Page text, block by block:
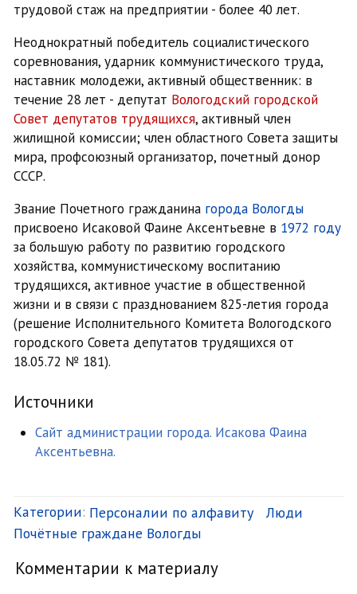
трудовой стаж на предприятии - более 40 лет.
Неоднократный победитель социалистического
соревнования, ударник коммунистического труда,
наставник молодежи, активный общественник: в
течение 28 лет - депутат Вологодский городской
Совет депутатов трудящихся, активный член
жилищной комиссии; член областного Совета защиты
мира, профсоюзный организатор, почетный донор
СССР.
Звание Почетного гражданина города Вологды
присвоено Исаковой Фаине Аксентьевне в 1972 году
за большую работу по развитию городского
хозяйства, коммунистическому воспитанию
трудящихся, активное участие в общественной
жизни и в связи с празднованием 825-летия города
(решение Исполнительного Комитета Вологодского
городского Совета депутатов трудящихся от
18.05.72 № 181).
Источники
Сайт администрации города. Исакова Фаина
Аксентьевна.
Категории: Персоналии по алфавиту
Люди
Почётные граждане Вологды
Комментарии к материалу